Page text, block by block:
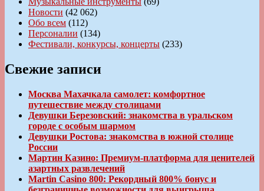
Новости (42 062)
Обо всем (112)
Персоналии (134)
Фестивали, конкурсы, концерты (233)
Свежие записи
Москва Махачкала самолет: комфортное
путешествие между столицами
Девушки Березовский: знакомства в уральском
городе с особым шармом
Девушки Ростова: знакомства в южной столице
России
Мартин Казино: Премиум-платформа для ценителей
азартных развлечений
Martin Casino 800: Рекордный 800% бонус и